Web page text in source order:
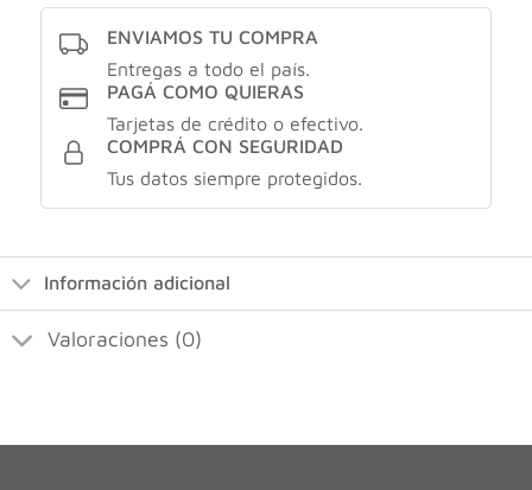
ENVIAMOS TU COMPRA
Entregas a todo el país.
PAGÁ COMO QUIERAS
Tarjetas de crédito o efectivo.
COMPRÁ CON SEGURIDAD
Tus datos siempre protegidos.
Información adicional
Valoraciones (0)